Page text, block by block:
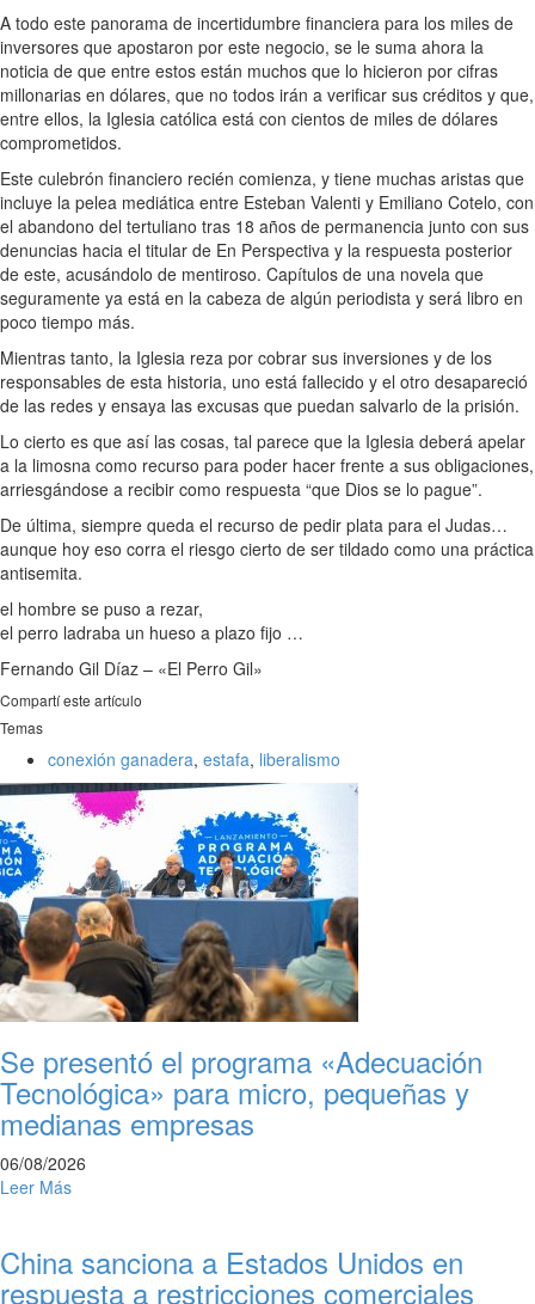
A todo este panorama de incertidumbre financiera para los miles de
inversores que apostaron por este negocio, se le suma ahora la
noticia de que entre estos están muchos que lo hicieron por cifras
millonarias en dólares, que no todos irán a verificar sus créditos y que,
entre ellos, la Iglesia católica está con cientos de miles de dólares
comprometidos.
Este culebrón financiero recién comienza, y tiene muchas aristas que
incluye la pelea mediática entre Esteban Valenti y Emiliano Cotelo, con
el abandono del tertuliano tras 18 años de permanencia junto con sus
denuncias hacia el titular de En Perspectiva y la respuesta posterior
de este, acusándolo de mentiroso. Capítulos de una novela que
seguramente ya está en la cabeza de algún periodista y será libro en
poco tiempo más.
Mientras tanto, la Iglesia reza por cobrar sus inversiones y de los
responsables de esta historia, uno está fallecido y el otro desapareció
de las redes y ensaya las excusas que puedan salvarlo de la prisión.
Lo cierto es que así las cosas, tal parece que la Iglesia deberá apelar
a la limosna como recurso para poder hacer frente a sus obligaciones,
arriesgándose a recibir como respuesta “que Dios se lo pague”.
De última, siempre queda el recurso de pedir plata para el Judas…
aunque hoy eso corra el riesgo cierto de ser tildado como una práctica
antisemita.
el hombre se puso a rezar,
el perro ladraba un hueso a plazo fijo …
Fernando Gil Díaz – «El Perro Gil»
Compartí este artículo
Temas
conexión ganadera, estafa, liberalismo
Se presentó el programa «Adecuación
Tecnológica» para micro, pequeñas y
medianas empresas
06/08/2026
Leer Más
China sanciona a Estados Unidos en
respuesta a restricciones comerciales